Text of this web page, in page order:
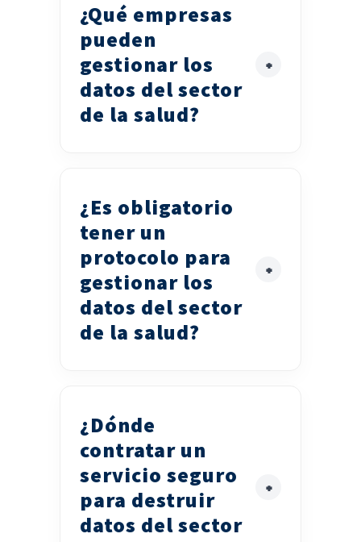
¿Qué empresas
pueden
gestionar los
datos del sector
de la salud?
¿Es obligatorio
tener un
protocolo para
gestionar los
datos del sector
de la salud?
¿Dónde
contratar un
servicio seguro
para destruir
datos del sector